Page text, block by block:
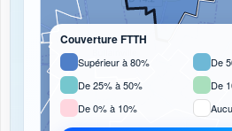
Couverture FTTH
Supérieur à 80%
De
De 25% à 50%
De
De 0% à 10%